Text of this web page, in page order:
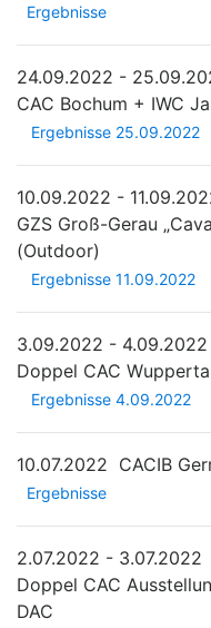
Ergebnisse
24.09.2022 -
CAC Bochum + IWC
Ergebnisse 25.09.2022
10.09.2022 -
GZS Groß-Gerau
(Outdoor)
Ergebnisse 11.09.2022
3.09.2022 - 4.09.2022
Doppel CAC
Ergebnisse 4.09.2022
10.07.2022 CACIB
Ergebnisse
2.07.2022 - 3.07.2022
Doppel CAC
DAC